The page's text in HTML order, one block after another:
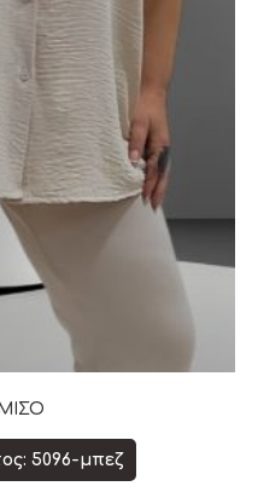
5096-μπεζ